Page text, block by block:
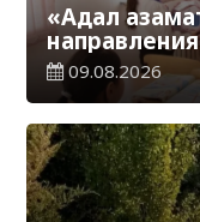
«Адал
работы в
09.08.2026